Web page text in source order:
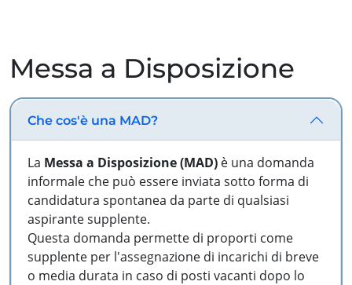
Messa a Disposizione
Che cos'è una MAD?
La Messa a Disposizione (MAD) è una domanda
informale che può essere inviata sotto forma di
candidatura spontanea da parte di qualsiasi
aspirante supplente.
Questa domanda permette di proporti come
supplente per l'assegnazione di incarichi di breve
o media durata in caso di posti vacanti dopo lo